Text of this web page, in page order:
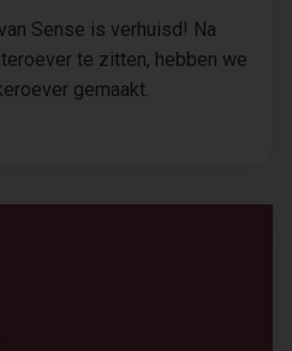
Sense is verhuisd! Na
te zitten, hebben we
gemaakt.